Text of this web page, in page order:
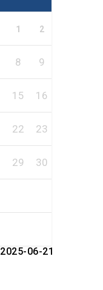
1 2
8 9
15 16
22 23
29 30
2025-06-21